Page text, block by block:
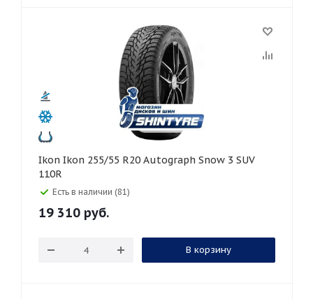
Ikon Ikon 255/55 R20 Autograph Snow 3 SUV
110R
Есть в наличии (81)
19 310 руб.
В корзину